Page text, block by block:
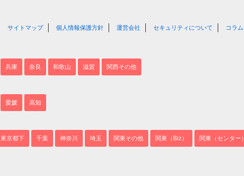
サイトマップ 個人情報保護方針 運営会社 セキュリティについて コラム
兵庫 奈良 和歌山 滋賀 関西その他
愛媛 高知
東京都下 千葉 神奈川 埼玉 関東その他 関東（Biz） 関東（センター）